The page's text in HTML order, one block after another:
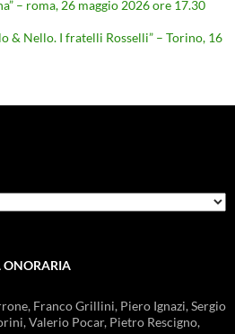
– roma, 26 maggio 2026 ore 17.30
& Nello. I fratelli Rosselli” – Torino, 16
ONORARIA
Franco Grillini, Piero Ignazi, Sergio
Valerio Pocar, Pietro Rescigno,